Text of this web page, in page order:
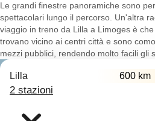
Le grandi finestre panoramiche sono
spettacolari lungo il percorso. Un'altra
viaggio in treno da Lilla a Limoges è
trovano vicino ai centri città e sono
mezzi pubblici, rendendo molto facili gli
Lilla 600 km
2 stazioni